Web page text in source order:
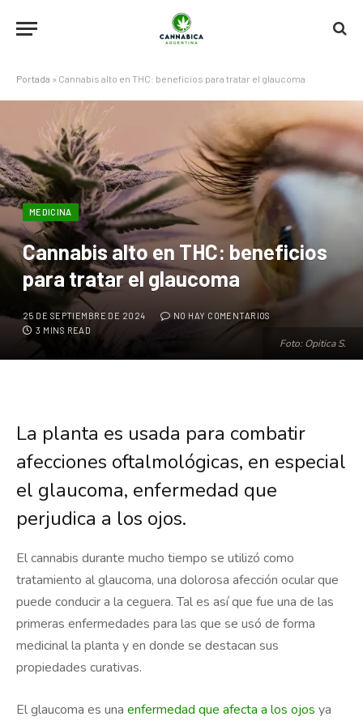
Portada » Cannabis alto en THC: beneficios para tratar el glaucoma
Foto: Opitica S.
MEDICINA
Cannabis alto en THC: beneficios
para tratar el glaucoma
25 DE SEPTIEMBRE DE 2024
NO HAY COMENTARIOS
3 MINS READ
La planta es usada para combatir
afecciones oftalmológicas, en especial
el glaucoma, enfermedad que
perjudica a los ojos.
El cannabis durante mucho tiempo se utilizó como
tratamiento al glaucoma, una dolorosa afección ocular que
puede conducir a la ceguera. Tal es así que fue una de las
primeras enfermedades para las que se usó de forma
medicinal la planta y en donde se destacan sus
propiedades curativas.
El glaucoma es una enfermedad que afecta a los ojos ya